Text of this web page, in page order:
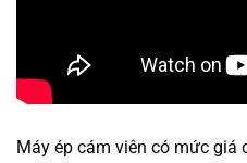
Máy ép cám viên có mức giá